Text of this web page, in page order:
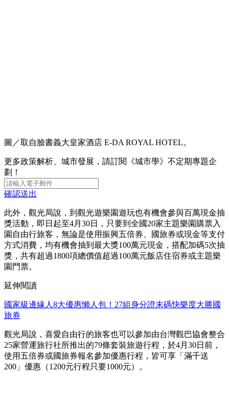
圖／取自臉書義大皇家酒店 E-DA ROYAL HOTEL。
更多政策解析、城市發展，請訂閱《城市學》不定期專題企
劃！
確認送出
此外，觀光局說，到觀光遊樂園遊玩也有機會參與百萬現金抽
獎活動，即日起至4月30日，只要到全國20家主題樂園購票入
園自由行旅客，無論是使用振興五倍券、國旅券或現金等支付
方式消費，均有機會抽到最大獎100萬元現金，搭配加碼5次抽
獎，共有超過1800項總價值超過100萬元飯店住宿券或主題樂
園門票。
延伸閱讀
國家級邊緣人8大優惠懶人包！27組身分證末碼快樂度大勝國
旅券
觀光局說，喜愛自由行的旅客也可以參加由台灣觀巴協會整合
25家營運旅行社所推出的79條套裝旅遊行程，於4月30日前，
使用五倍券或國旅券報名參加優惠行程，皆可享「滿千送
200」優惠（1200元行程只要1000元）。